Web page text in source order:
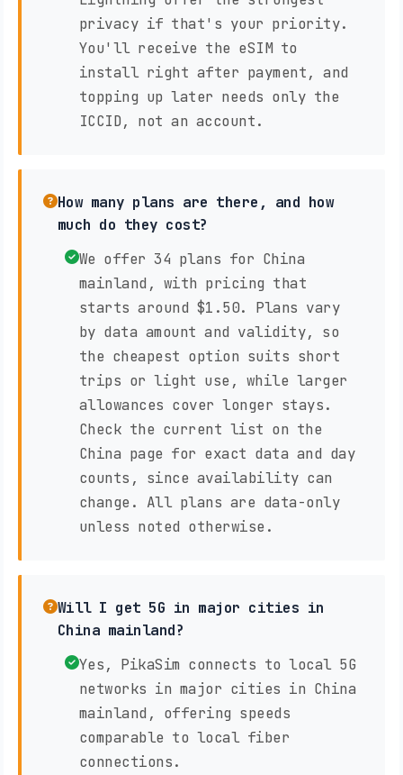
privacy if that's your priority.
You'll receive the eSIM to
install right after payment, and
topping up later needs only the
ICCID, not an account.
How many plans are there, and how
much do they cost?
We offer 34 plans for China
mainland, with pricing that
starts around $1.50. Plans vary
by data amount and validity, so
the cheapest option suits short
trips or light use, while larger
allowances cover longer stays.
Check the current list on the
China page for exact data and day
counts, since availability can
change. All plans are data-only
unless noted otherwise.
Will I get 5G in major cities in
China mainland?
Yes, PikaSim connects to local 5G
networks in major cities in China
mainland, offering speeds
comparable to local fiber
connections.